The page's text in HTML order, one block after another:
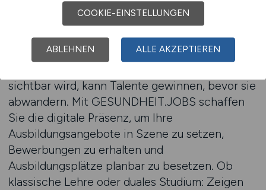
Zukunft gestalten: Jetzt in duale
Ausbildung investieren
Der Wettbewerb um Pflegekräfte beginnt
sichtbar wird, kann Talente gewinnen, bevor sie
abwandern. Mit GESUNDHEIT.JOBS schaffen
Sie die digitale Präsenz, um Ihre
Ausbildungsangebote in Szene zu setzen,
Bewerbungen zu erhalten und
Ausbildungsplätze planbar zu besetzen. Ob
klassische Lehre oder duales Studium: Zeigen
COOKIE-EINSTELLUNGEN
ABLEHNEN ALLE AKZEPTIEREN